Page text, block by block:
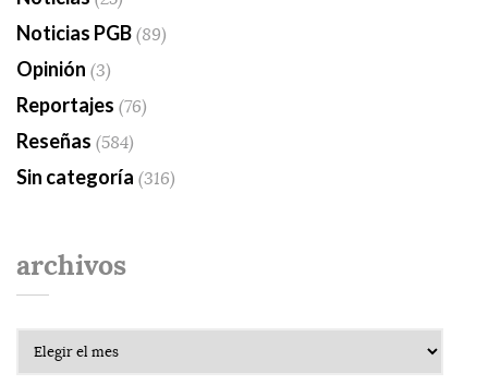
Noticias PGB(89)
Opinión (3)
Reportajes (76)
Reseñas (584)
Sin categoría (316)
archivos